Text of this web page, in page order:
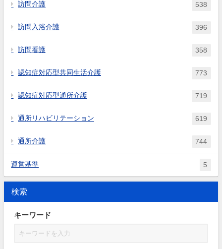
訪問介護 538
訪問入浴介護 396
訪問看護 358
認知症対応型共同生活介護 773
認知症対応型通所介護 719
通所リハビリテーション 619
通所介護 744
運営基準 5
検索
キーワード